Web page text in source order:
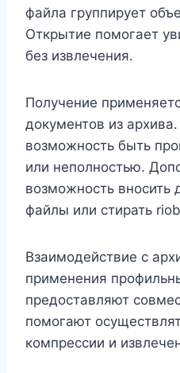
файла группирует
Открытие помогает
без извлечения.
Получение
документов из
возможность быть
или неполностью.
возможность вносить
файлы или стирать
Взаимодействие с
применения
предоставляют
помогают
компрессии и